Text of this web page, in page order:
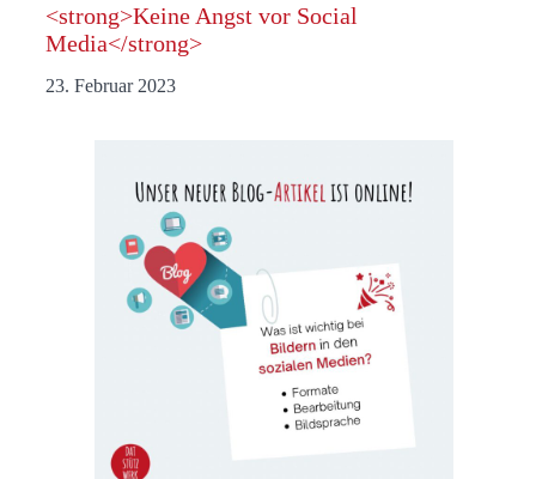
<strong>Keine Angst vor Social
Media</strong>
23. Februar 2023